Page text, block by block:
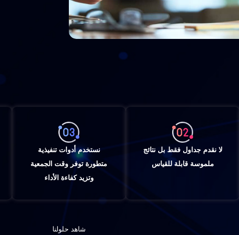
لا نقدم جداول فقط بل نتائج
ملموسة قابلة للقياس
نستخدم أدوات تنفيذية
متطورة توفر وقت الجمعية
وتزيد كفاءة الأداء
شاهد حلولنا